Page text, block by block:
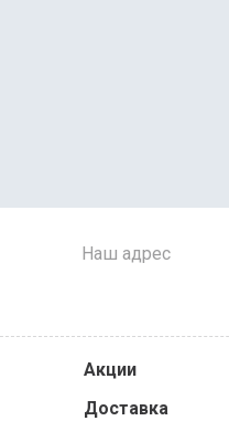
Наш адрес
Акции
Доставка